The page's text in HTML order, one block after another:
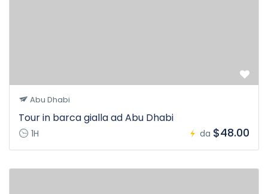
Abu Dhabi
Tour in barca gialla ad Abu Dhabi
1H da $48.00